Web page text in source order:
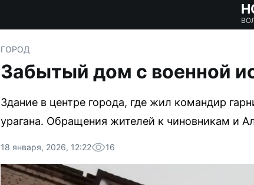
ГОРОД
Забытый дом с военной
Здание в центре города, где жил командир
урагана. Обращения жителей к чиновникам и
18 января, 2026, 12:22 16